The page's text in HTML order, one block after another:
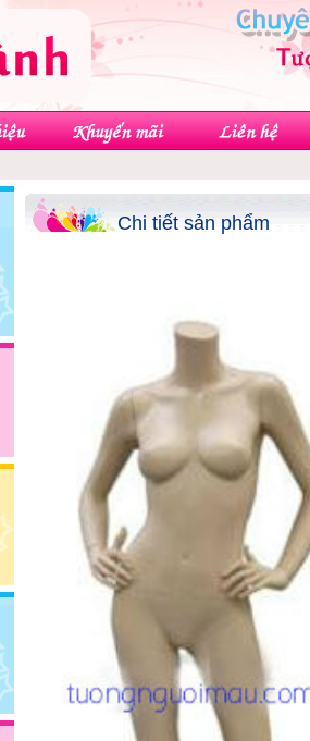
Chi tiết sản phẩm